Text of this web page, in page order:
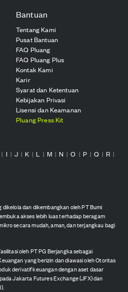
Bantuan
Tentang Kami
Pusat Bantuan
FAQ Pluang
FAQ Pluang Plus
Kontak Kami
Karir
Syarat dan Ketentuan
Kebijakan Privasi
Lisensi dan Keamanan
Pluang Press Kit
| I | J | K | L | M | N | O | P | Q | R |
dan dikembangkan oleh PT Bumi
akses lebih luas terhadap beragam
secara mudah, aman, dan terjangkau bagi
oleh PT PG Berjangka sebagai
yang berizin dan diawasi oleh Otoritas
derivatif keuangan dengan aset dasar
Jakarta Futures Exchange (JFX) dan